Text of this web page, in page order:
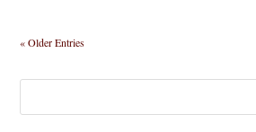
« Older Entries